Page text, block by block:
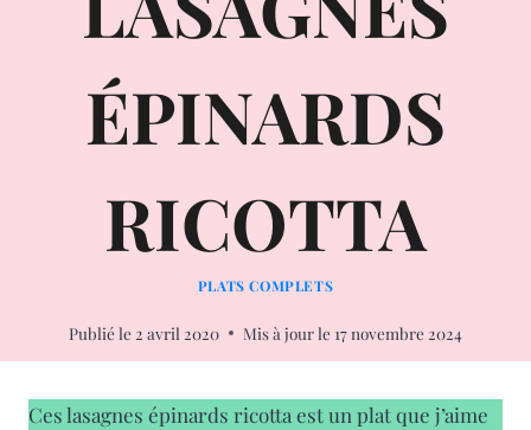
ÉPINARDS
RICOTTA
PLATS COMPLETS
Publié le 2 avril 2020 Mis à jour le 17 novembre 2024
Ces lasagnes épinards ricotta est un plat que j’aime